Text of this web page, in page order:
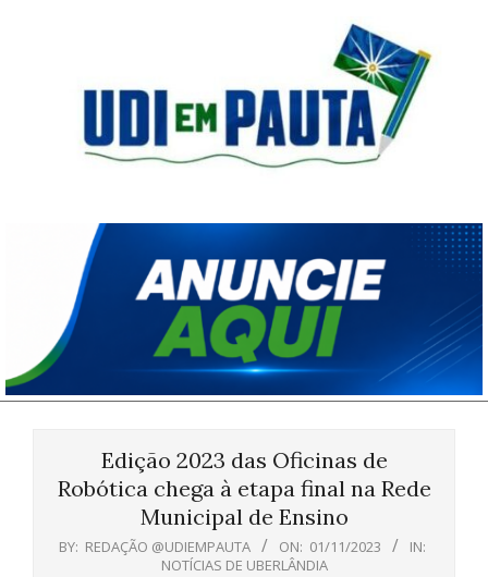
Pauta
Edição 2023 das Oficinas de
Robótica chega à etapa final na Rede
Municipal de Ensino
BY: REDAÇÃO @UDIEMPAUTA ON: 01/11/2023
IN:
NOTÍCIAS DE UBERLÂNDIA